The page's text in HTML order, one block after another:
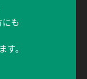
も
。